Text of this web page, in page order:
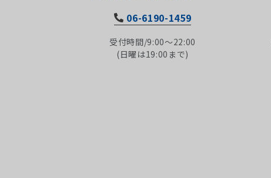
06-6190-1459
受付時間/9:00～22:00
(日曜は19:00まで)